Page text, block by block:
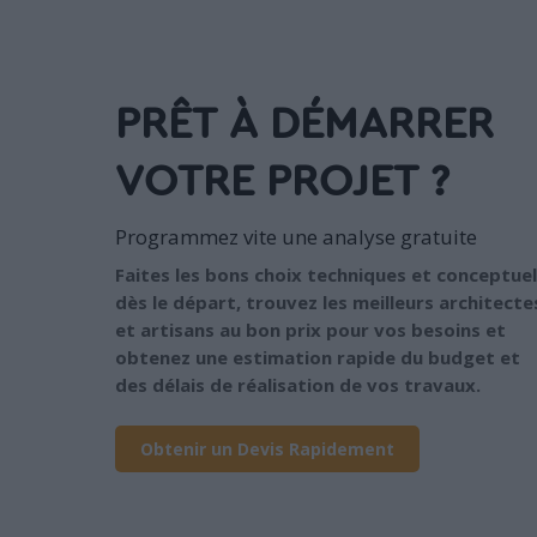
PRÊT À DÉMARRER
VOTRE PROJET ?
Programmez vite une analyse gratuite
Faites les bons choix techniques et
dès le départ, trouvez les meilleurs
et artisans au bon prix pour vos besoins et
obtenez une estimation rapide du budget et
des délais de réalisation de vos travaux.
Obtenir un Devis Rapidement